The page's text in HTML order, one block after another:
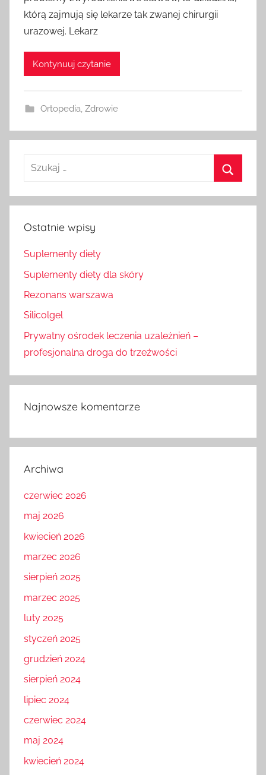
którą zajmują się lekarze tak zwanej chirurgii
urazowej. Lekarz
Kontynuuj czytanie
Ortopedia, Zdrowie
Szukaj
Ostatnie wpisy
Suplementy diety
Suplementy diety dla skóry
Rezonans warszawa
Silicolgel
Prywatny ośrodek leczenia uzależnień –
profesjonalna droga do trzeźwości
Najnowsze komentarze
Archiwa
czerwiec 2026
maj 2026
kwiecień 2026
marzec 2026
sierpień 2025
marzec 2025
luty 2025
styczeń 2025
grudzień 2024
sierpień 2024
lipiec 2024
czerwiec 2024
maj 2024
kwiecień 2024